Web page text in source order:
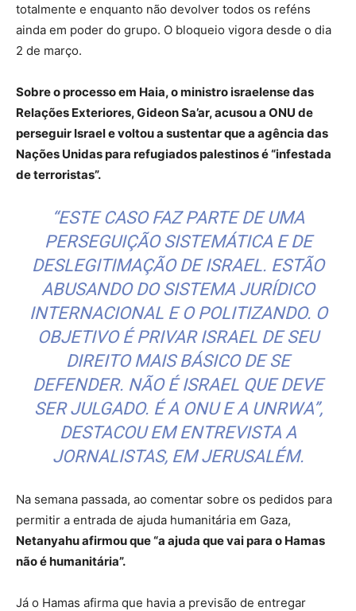
totalmente e enquanto não devolver todos os reféns
ainda em poder do grupo. O bloqueio vigora desde o dia
2 de março.
Sobre o processo em Haia, o ministro israelense das
Relações Exteriores, Gideon Sa’ar, acusou a ONU de
perseguir Israel e voltou a sustentar que a agência das
Nações Unidas para refugiados palestinos é “infestada
de terroristas”.
“ESTE CASO FAZ PARTE DE UMA
PERSEGUIÇÃO SISTEMÁTICA E DE
DESLEGITIMAÇÃO DE ISRAEL. ESTÃO
ABUSANDO DO SISTEMA JURÍDICO
INTERNACIONAL E O POLITIZANDO. O
OBJETIVO É PRIVAR ISRAEL DE SEU
DIREITO MAIS BÁSICO DE SE
DEFENDER. NÃO É ISRAEL QUE DEVE
SER JULGADO. É A ONU E A UNRWA”,
DESTACOU EM ENTREVISTA A
JORNALISTAS, EM JERUSALÉM.
Na semana passada, ao comentar sobre os pedidos para
permitir a entrada de ajuda humanitária em Gaza,
Netanyahu afirmou que “a ajuda que vai para o Hamas
não é humanitária”.
Já o Hamas afirma que havia a previsão de entregar